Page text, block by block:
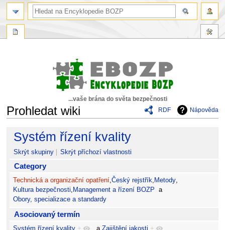
...vaše brána do světa bezpečnosti
RDF
Nápověda
Prohledat wiki
Skočit
navigaci
Skočit
vyhledávání
Systém řízení kvality
Skrýt skupiny Skrýt příchozí vlastnosti
Category
Technická a organizační opatření,Český rejstřík, Metody,
Kultura bezpečnosti, Management a řízení BOZP a
Obory, specializace a standardy
Asociovaný termín